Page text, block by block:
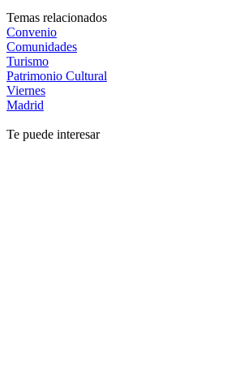
Temas relacionados
Convenio
Comunidades
Turismo
Patrimonio Cultural
Viernes
Madrid
Te puede interesar